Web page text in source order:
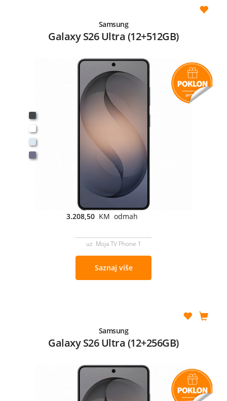
Samsung
Galaxy S26 Ultra (12+512GB)
3.208,50 KM odmah
uz Moja TV Phone 1
Saznaj više
Samsung
Galaxy S26 Ultra (12+256GB)